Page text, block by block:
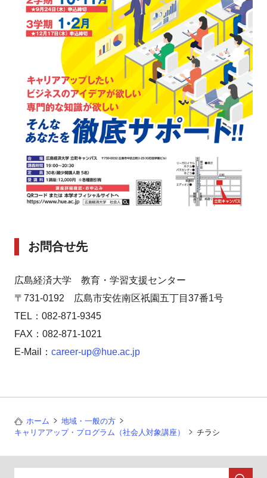
お問合せ先
広島経済大学 教育・学習支援センター
〒731-0192 広島市安佐南区祇園五丁目37番1号
TEL：082-871-9345
FAX：082-871-1021
E-Mail： career-up@hue.ac.jp
ホーム
地域・一般の方
キャリアアップ・プログラム（社会人対象講座）
チラシ